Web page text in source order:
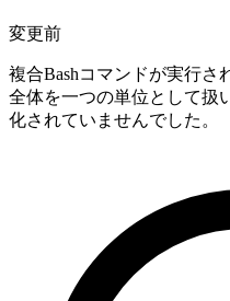
変更前
複合Bashコマンドが実行さ
全体を一つの単位として扱
化されていませんでした。